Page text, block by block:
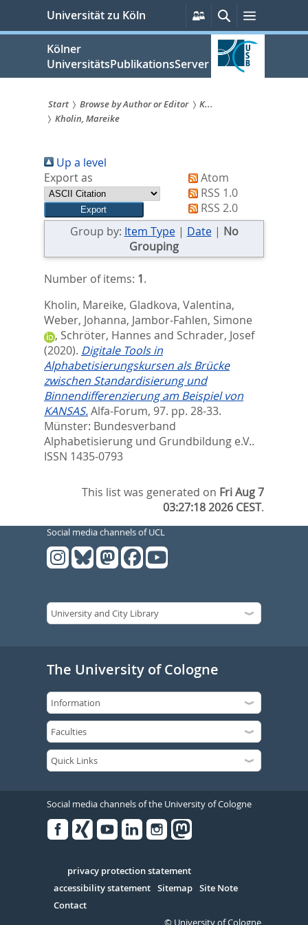
springen
Universität zu Köln
Persönliche
Services
SucheMenü
Kölner
UniversitätsPublikationsServer
Sie
sind
hier:
Start Browse by Author or Editor
K...
Kholin, Mareike
Up a level
Export as
Atom
RSS 1.0
RSS 2.0
Group by: Item Type| Date| No
Grouping
Number of items: 1.
Kholin, Mareike, Gladkova, Valentina,
Weber, Johanna, Jambor-Fahlen, Simone
, Schröter, Hannes and Schrader, Josef
(2020). Digitale Tools in
Alphabetisierungskursen als Brücke
zwischen Standardisierung und
Binnendifferenzierung am Beispiel von
KANSAS.Alfa-Forum, 97. pp. 28-33.
Münster: Bundesverband
Alphabetisierung und Grundbildung e.V..
ISSN 1435-0793
This list was generated on Fri Aug 7
03:27:18 2026 CEST.
Social media channels of UCL
The University of Cologne
Social media channels of the University of Cologne
Serivce
privacy protection statement
accessibility statement Sitemap Site Note
Contact
© University of Cologne